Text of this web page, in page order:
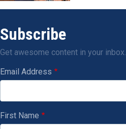
Subscribe
Get awesome content in your inbox.
Email Address
First Name